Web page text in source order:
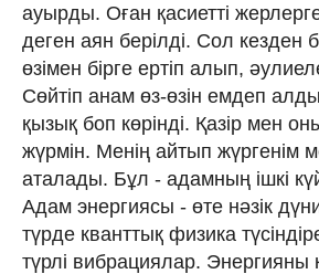
ауырды. Оған қасиетті
деген аян берілді. Сол кезден
өзімен бірге ертіп алып,
Сөйтіп анам өз-өзін емдеп
қызық боп көрінді. Қазір мен
жүрмін. Менің айтып жүргенім
аталады. Бұл - адамның ішкі
Адам энергиясы - өте нәзік
түрде кванттық физика
түрлі вибрациялар. Энергияны